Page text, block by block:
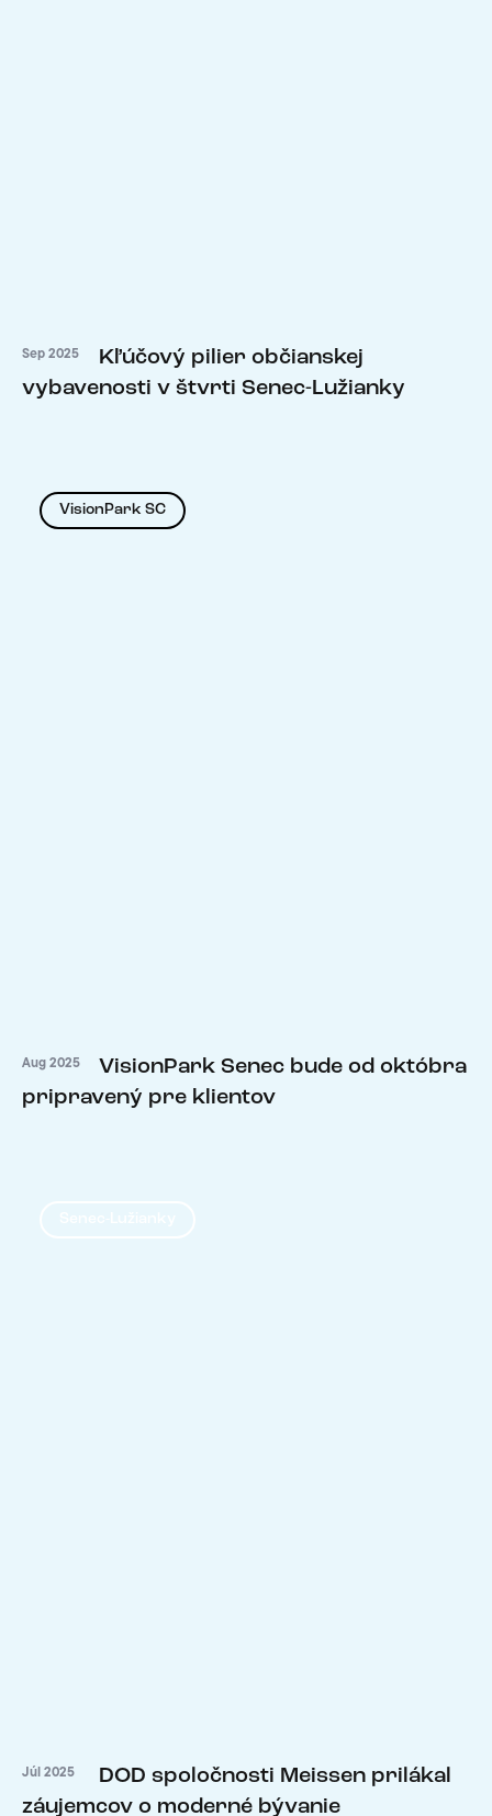
Sep 2025
Kľúčový pilier občianskej
vybavenosti v štvrti Senec-Lužianky
VisionPark SC
Aug 2025
VisionPark Senec bude od októbra
pripravený pre klientov
Júl 2025
DOD spoločnosti Meissen prilákal
záujemcov o moderné bývanie